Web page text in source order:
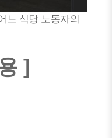
느 식당 노동자의
]